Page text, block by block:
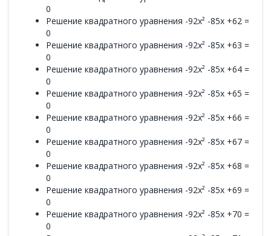
0
Решение квадратного уравнения -92x² -85x +62 =
0
Решение квадратного уравнения -92x² -85x +63 =
0
Решение квадратного уравнения -92x² -85x +64 =
0
Решение квадратного уравнения -92x² -85x +65 =
0
Решение квадратного уравнения -92x² -85x +66 =
0
Решение квадратного уравнения -92x² -85x +67 =
0
Решение квадратного уравнения -92x² -85x +68 =
0
Решение квадратного уравнения -92x² -85x +69 =
0
Решение квадратного уравнения -92x² -85x +70 =
0